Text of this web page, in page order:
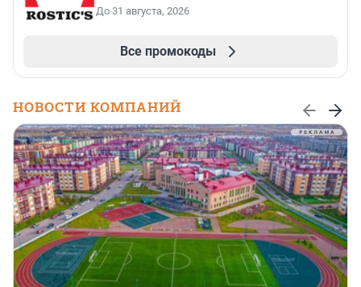
До 31 августа, 2026
Все промокоды
НОВОСТИ КОМПАНИЙ